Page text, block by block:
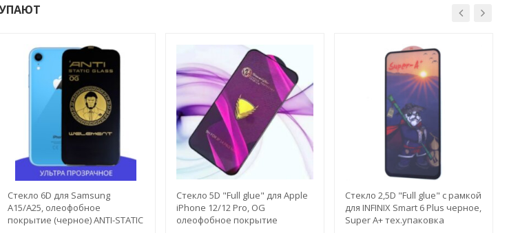
Стекло 6D для Samsung
A15/A25, олеофобное
покрытие (черное) ANTI-STATIC
Стекло 5D "Full glue" для Apple
iPhone 12/12 Pro, OG
олеофобное покрытие
Стекло 2,5D "Full glue" с рамкой
для INFINIX Smart 6 Plus черное,
Super A+ тех.упаковка